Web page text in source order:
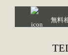
無料